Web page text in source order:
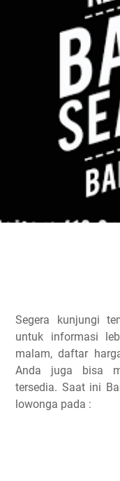
Segera kunjungi
untuk informasi
malam, daftar
Anda juga bisa
tersedia. Saat ini
lowonga pada :